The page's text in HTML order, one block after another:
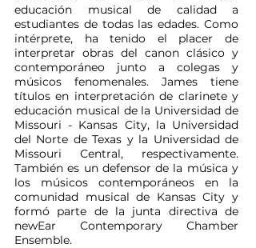
educación musical de calidad a
estudiantes de todas las edades. Como
intérprete, ha tenido el placer de
interpretar obras del canon clásico y
contemporáneo junto a colegas y
músicos fenomenales. James tiene
títulos en interpretación de clarinete y
educación musical de la Universidad de
Missouri - Kansas City, la Universidad
del Norte de Texas y la Universidad de
Missouri Central, respectivamente.
También es un defensor de la música y
los músicos contemporáneos en la
comunidad musical de Kansas City y
formó parte de la junta directiva de
newEar Contemporary Chamber
Ensemble.